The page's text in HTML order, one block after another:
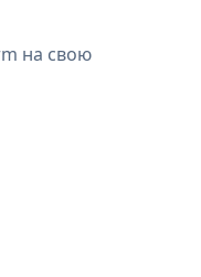
на свою